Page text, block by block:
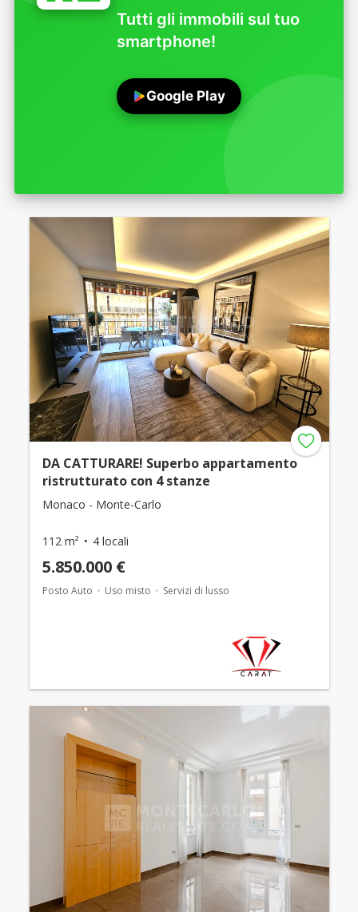
Tutti gli immobili sul tuo
smartphone!
Google Play
DA CATTURARE! Superbo appartamento
ristrutturato con 4 stanze
Monaco - Monte-Carlo
112 m² 4 locali
5.850.000 €
Posto Auto Uso misto Servizi di lusso